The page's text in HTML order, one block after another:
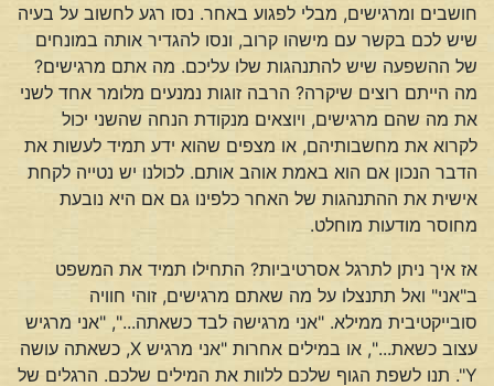
חושבים ומרגישים, מבלי לפגוע באחר. נסו רגע לחשוב על בעיה
שיש לכם בקשר עם מישהו קרוב, ונסו להגדיר אותה במונחים
של ההשפעה שיש להתנהגות שלו עליכם. מה אתם מרגישים?
מה הייתם רוצים שיקרה? הרבה זוגות נמנעים מלומר אחד לשני
את מה שהם מרגישים, ויוצאים מנקודת הנחה שהשני יכול
לקרוא את מחשבותיהם, או מצפים שהוא ידע תמיד לעשות את
הדבר הנכון אם הוא באמת אוהב אותם. לכולנו יש נטייה לקחת
אישית את ההתנהגות של האחר כלפינו גם אם היא נובעת
מחוסר מודעות מוחלט.
אז איך ניתן לתרגל אסרטיביות? התחילו תמיד את המשפט
ב"אני" ואל תתנצלו על מה שאתם מרגישים, זוהי חוויה
סובייקטיבית ממילא. "אני מרגישה לבד כשאתה...", "אני מרגיש
עצוב כשאת...", או במילים אחרות "אני מרגיש X, כשאתה עושה
Y". תנו לשפת הגוף שלכם ללוות את המילים שלכם. הרגלים של